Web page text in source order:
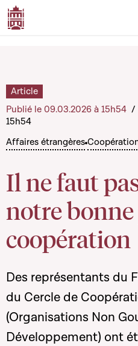
Affaires étrangères
Il ne faut
notre
coopération
Article
Publié le 09.03.2026 à 15h54 /
15h54
Des représentants du
du Cercle de
(Organisations Non
Développement) ont